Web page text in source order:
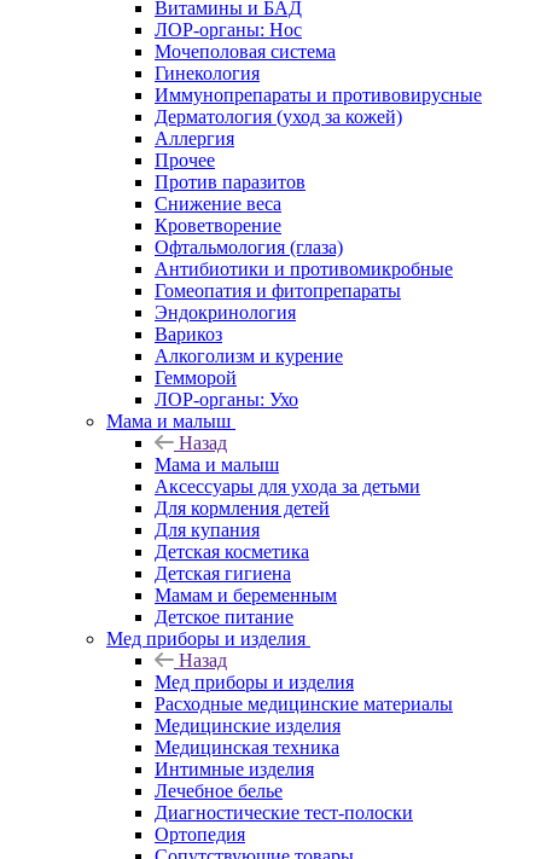
Витамины и БАД
ЛОР-органы: Нос
Мочеполовая система
Гинекология
Иммунопрепараты и противовирусные
Дерматология (уход за кожей)
Аллергия
Прочее
Против паразитов
Снижение веса
Кроветворение
Офтальмология (глаза)
Антибиотики и противомикробные
Гомеопатия и фитопрепараты
Эндокринология
Варикоз
Алкоголизм и курение
Гемморой
ЛОР-органы: Ухо
Мама и малыш
Назад
Мама и малыш
Аксессуары для ухода за детьми
Для кормления детей
Для купания
Детская косметика
Детская гигиена
Мамам и беременным
Детское питание
Мед приборы и изделия
Назад
Мед приборы и изделия
Расходные медицинские материалы
Медицинские изделия
Медицинская техника
Интимные изделия
Лечебное белье
Диагностические тест-полоски
Ортопедия